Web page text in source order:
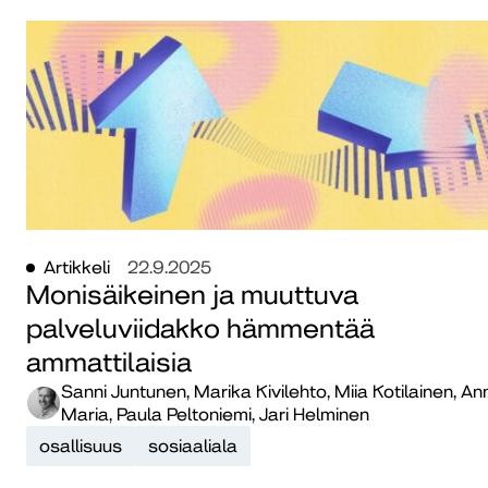
Artikkeli 22.9.2025
Monisäikeinen ja muuttuva
palveluviidakko hämmentää
ammattilaisia
Sanni Juntunen, Marika Kivilehto, Miia Kotilainen,
Maria, Paula Peltoniemi, Jari Helminen
osallisuus
sosiaaliala